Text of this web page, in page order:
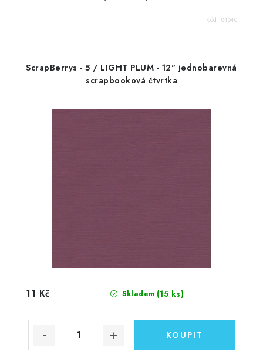
Kód: 84640
ScrapBerrys - 5 / LIGHT PLUM - 12" jednobarevná
scrapbooková čtvrtka
Skladem (15 ks)
11 Kč